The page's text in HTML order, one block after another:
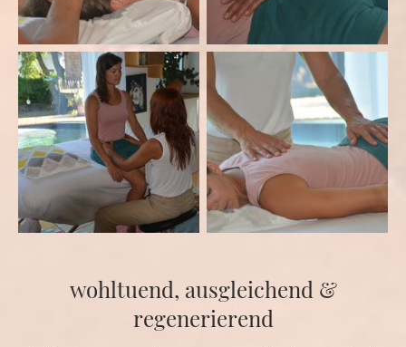
wohltuend, ausgleichend &
regenerierend